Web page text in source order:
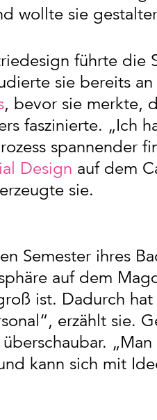
wollte sie
führte die
sie bereits
, bevor sie merkte,
faszinierte. „Ich
spannender
Design auf dem
sie.
Semester ihres
auf dem
ist. Dadurch
erzählt sie.
kann sich mit